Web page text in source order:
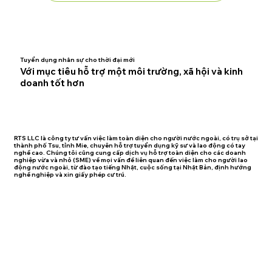
RTS LLC là công ty tư vấn việc làm toàn diện cho người nước ngoài, có trụ sở tại
thành phố Tsu, tỉnh Mie, chuyên hỗ trợ tuyển dụng kỹ sư và lao động có tay
nghề cao. Chúng tôi cũng cung cấp dịch vụ hỗ trợ toàn diện cho các doanh
nghiệp vừa và nhỏ (SME) về mọi vấn đề liên quan đến việc làm cho người lao
động nước ngoài, từ đào tạo tiếng Nhật, cuộc sống tại Nhật Bản, định hướng
nghề nghiệp và xin giấy phép cư trú.
Tuyển dụng nhân sự cho thời đại mới
Với mục tiêu hỗ trợ một môi trường, xã hội và kinh
doanh tốt hơn